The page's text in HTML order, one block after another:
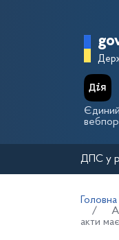
ДПС у
Головна
акти